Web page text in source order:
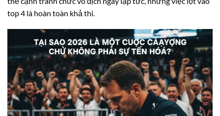
top 4 là hoàn toàn khả thi.